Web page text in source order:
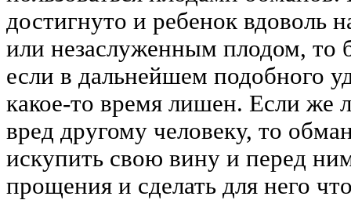
достигнуто и ребенок вдоволь
или незаслуженным плодом, то
если в дальнейшем подобного
какое-то время лишен. Если же
вред другому человеку, то
искупить свою вину и перед
прощения и сделать для него